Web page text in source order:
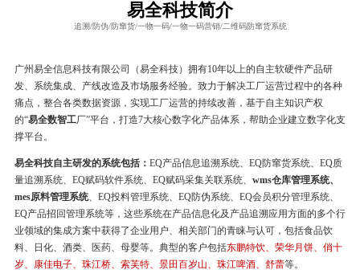
易全科技简介
追溯/防伪/防窜货/一物一码/一物一码营销/二维码防窜货系统
广州易全信息科技有限公司（易全科技）拥有10年以上的自主软硬件产品研
发、系统集成、产线改造及市场服务经验。致力于解决工厂运营过程中的各种
痛点，整合各类数据资源，实现工厂运营的持续改善，基于自主知识产权
的“易全数智工厂”平台，打造7大核心数字化产品体系，帮助企业建立数字化支
撑平台。
易全科技自主研发的系统包括： EQ产品信息追溯系统、EQ防窜货系统、EQ质
量追溯系统、EQ赋码软件系统、EQ赋码采集关联系统、 wms仓库管理系统、
mes原料管理系统、EQ投料管理系统、EQ防伪系统、EQ会员积分管理系统、
EQ产品招回管理系统等，这些系统在产品信息化及产品追溯应用方面的多个行
业领域的集成方案中获得了企业用户、相关部门的青睐与认可，包括食品饮
料、日化、酒类、医药、母婴等。典型的客户包括东鹏特饮、荣华月饼、俏十
岁、康佳电子、珠江桥、索芙特、景田百岁山、珠江啤酒、舒蕾等。